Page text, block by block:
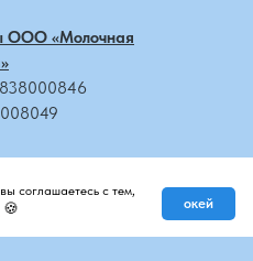
ООО «Молочная
соглашаетесь с тем,
🍪 окей